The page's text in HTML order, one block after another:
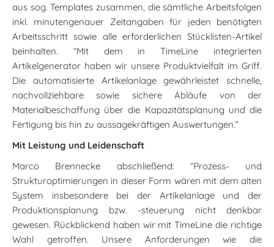
aus sog. Templates zusammen, die sämtliche Arbeitsfolgen
inkl. minutengenauer Zeitangaben für jeden benötigten
Arbeitsschritt sowie alle erforderlichen Stücklisten-Artikel
beinhalten. “Mit dem in TimeLine integrierten
Artikelgenerator haben wir unsere Produktvielfalt im Griff.
Die automatisierte Artikelanlage gewährleistet schnelle,
nachvollziehbare sowie sichere Abläufe von der
Materialbeschaffung über die Kapazitätsplanung und die
Fertigung bis hin zu aussagekräftigen Auswertungen.“
Mit Leistung und Leidenschaft
Marco Brennecke abschließend: “Prozess- und
Strukturoptimierungen in dieser Form wären mit dem alten
System insbesondere bei der Artikelanlage und der
Produktionsplanung bzw. -steuerung nicht denkbar
gewesen. Rückblickend haben wir mit TimeLine die richtige
Wahl getroffen. Unsere Anforderungen wie die